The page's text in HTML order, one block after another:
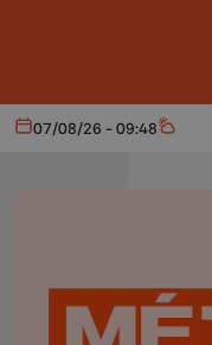
Aujourd'hui
07/08/26 - 09:48 Météo